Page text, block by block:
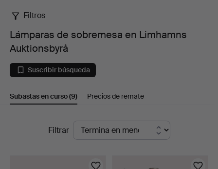
Lámparas
de
sobremesa
en
Auktionsbyrå
Filtros
Lámparas de sobremesa en Limhamns
Auktionsbyrå
Suscribir búsqueda
Subastas en curso(9) Precios de remate
SubastasFiltrar